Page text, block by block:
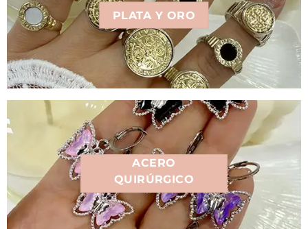
PLATA Y ORO
ACERO
QUIRÚRGICO